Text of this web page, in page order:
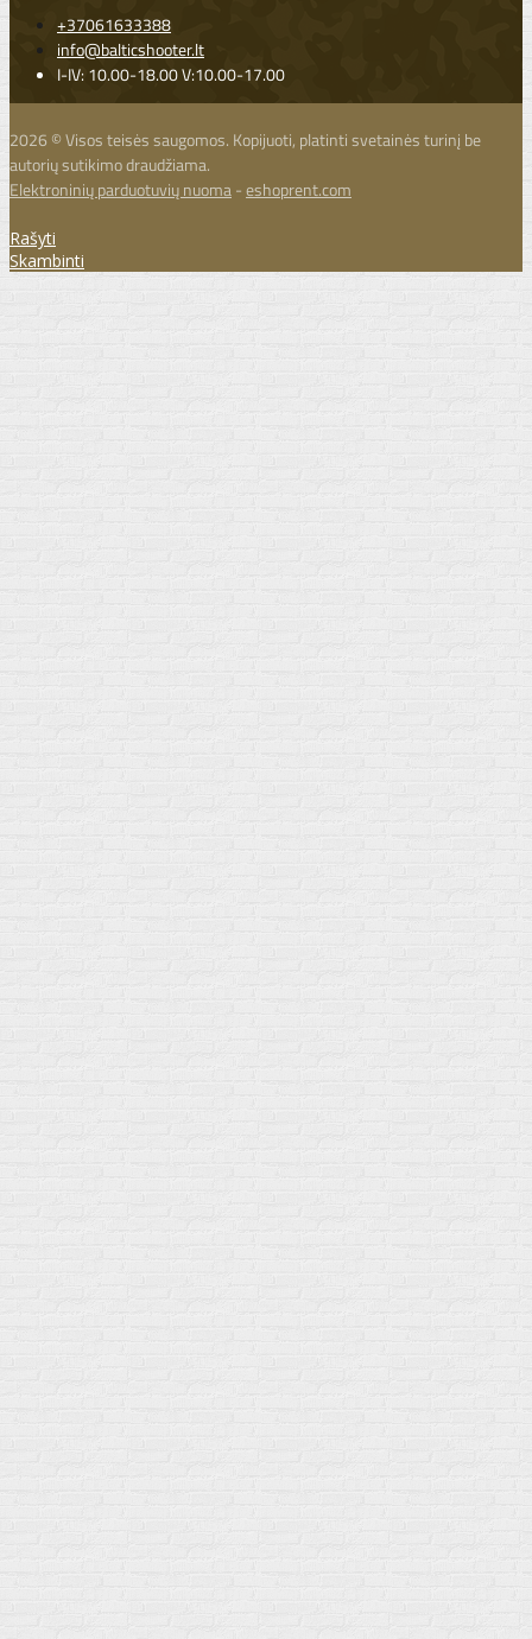
+37061633388
info@balticshooter.lt
I-IV: 10.00-18.00 V:10.00-17.00
2026 © Visos teisės saugomos. Kopijuoti, platinti svetainės turinį be
autorių sutikimo draudžiama.
Elektroninių parduotuvių nuoma-eshoprent.com
Rašyti
Skambinti